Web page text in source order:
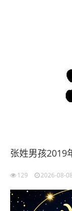
张姓男孩2019
129 2026-08-08